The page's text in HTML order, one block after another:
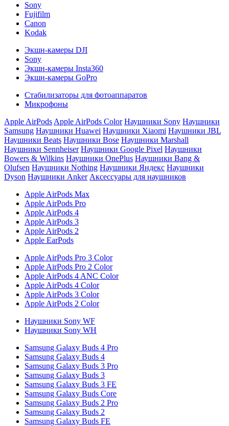
Sony
Fujifilm
Canon
Kodak
Экшн-камеры DJI
Sony
Экшн-камеры Insta360
Экшн-камеры GoPro
Стабилизаторы для фотоаппаратов
Микрофоны
Apple AirPods Apple AirPods Color Наушники Sony Наушники
Samsung Наушники Huawei Наушники Xiaomi Наушники JBL
Наушники Beats Наушники Bose Наушники Marshall
Наушники Sennheiser Наушники Google Pixel Наушники
Bowers & Wilkins Наушники OnePlus Наушники Bang &
Olufsen Наушники Nothing Наушники Яндекс Наушники
Dyson Наушники Anker Аксессуары для наушников
Apple AirPods Max
Apple AirPods Pro
Apple AirPods 4
Apple AirPods 3
Apple AirPods 2
Apple EarPods
Apple AirPods Pro 3 Color
Apple AirPods Pro 2 Color
Apple AirPods 4 ANC Color
Apple AirPods 4 Color
Apple AirPods 3 Color
Apple AirPods 2 Color
Наушники Sony WF
Наушники Sony WH
Samsung Galaxy Buds 4 Pro
Samsung Galaxy Buds 4
Samsung Galaxy Buds 3 Pro
Samsung Galaxy Buds 3
Samsung Galaxy Buds 3 FE
Samsung Galaxy Buds Core
Samsung Galaxy Buds 2 Pro
Samsung Galaxy Buds 2
Samsung Galaxy Buds FE